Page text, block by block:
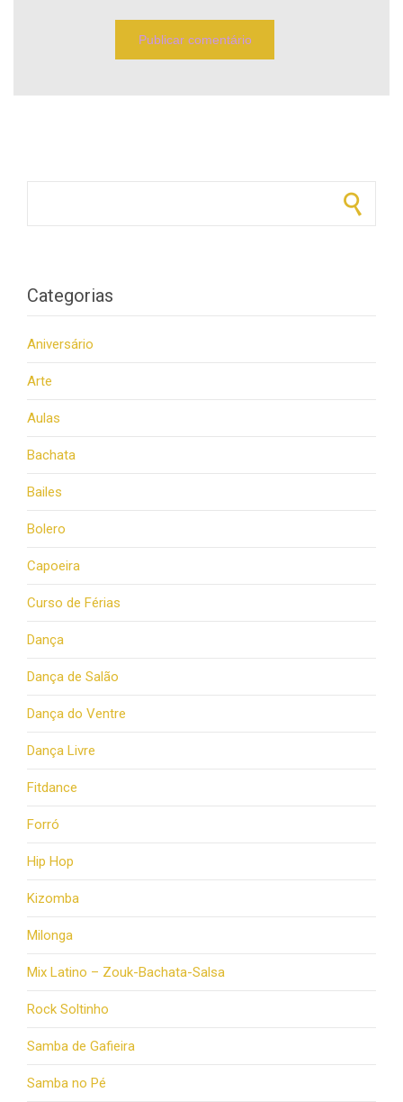
Categorias
Aniversário
Arte
Aulas
Bachata
Bailes
Bolero
Capoeira
Curso de Férias
Dança
Dança de Salão
Dança do Ventre
Dança Livre
Fitdance
Forró
Hip Hop
Kizomba
Milonga
Mix Latino – Zouk-Bachata-Salsa
Rock Soltinho
Samba de Gafieira
Samba no Pé